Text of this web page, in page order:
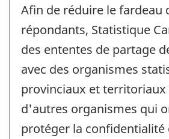
Afin de réduire le fardeau
répondants, Statistique
des ententes de partage
avec des organismes
provinciaux et territoriaux
d'autres organismes qui
protéger la confidentialité